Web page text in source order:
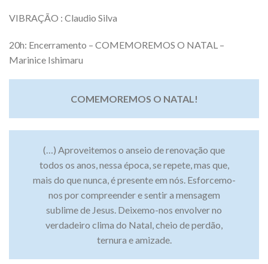
VIBRAÇÃO : Claudio Silva
20h: Encerramento – COMEMOREMOS O NATAL –
Marinice Ishimaru
COMEMOREMOS O NATAL!
(…) Aproveitemos o anseio de renovação que
todos os anos, nessa época, se repete, mas que,
mais do que nunca, é presente em nós. Esforcemo-
nos por compreender e sentir a mensagem
sublime de Jesus. Deixemo-nos envolver no
verdadeiro clima do Natal, cheio de perdão,
ternura e amizade.